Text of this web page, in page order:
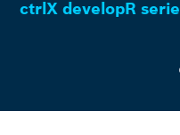
ctrlX developR